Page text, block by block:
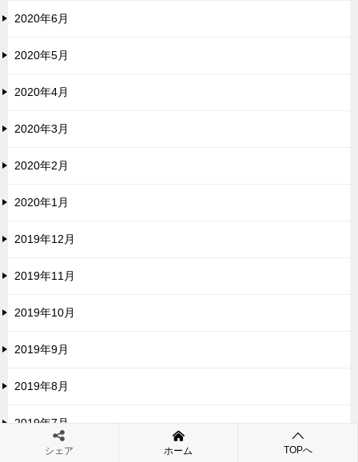
2020年6月
2020年5月
2020年4月
2020年3月
2020年2月
2020年1月
2019年12月
2019年11月
2019年10月
2019年9月
2019年8月
2019年7月
2019年6月
シェア ホーム TOPへ